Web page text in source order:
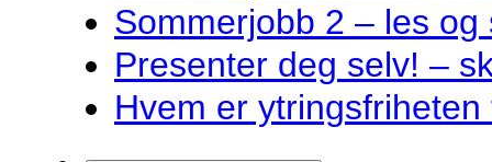
Sommerjobb 2 – les og
Presenter deg selv! –
Hvem er